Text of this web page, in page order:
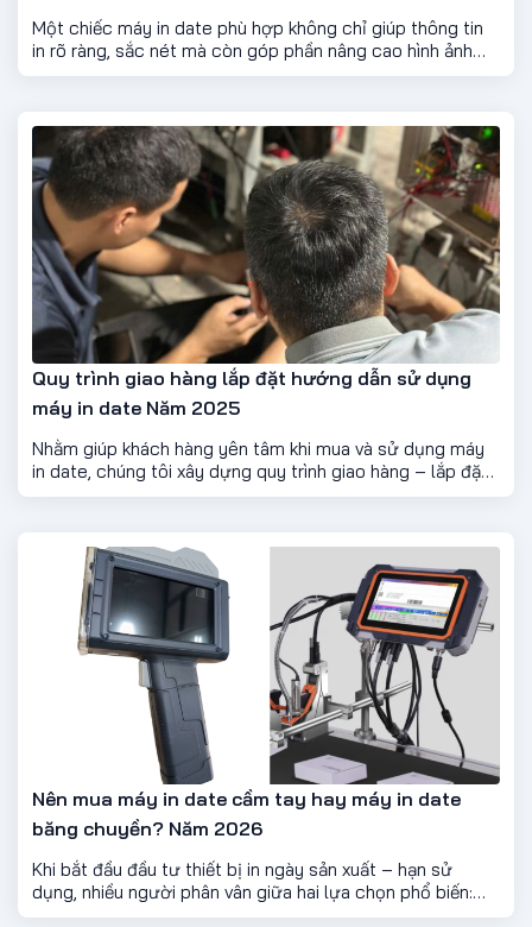
Một chiếc máy in date phù hợp không chỉ giúp thông tin
in rõ ràng, sắc nét mà còn góp phần nâng cao hình ảnh
chuyên nghiệp cho sản phẩm, tiết kiệm chi phí và đảm
Quy trình giao hàng lắp đặt hướng dẫn sử dụng
máy in date Năm 2025
Nhằm giúp khách hàng yên tâm khi mua và sử dụng máy
in date, chúng tôi xây dựng quy trình giao hàng – lắp đặt
– hướng dẫn sử dụng chuyên nghiệp, nhanh chóng và
Nên mua máy in date cầm tay hay máy in date
băng chuyền? Năm 2026
Khi bắt đầu đầu tư thiết bị in ngày sản xuất – hạn sử
dụng, nhiều người phân vân giữa hai lựa chọn phổ biến:
máy in date cầm tay và máy in date băng chuyền. Mỗi loại